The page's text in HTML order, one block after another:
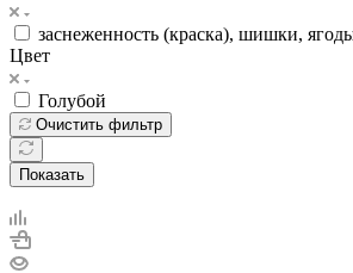
заснеженность (краска), шишки,
Цвет
Голубой
Очистить фильтр
Показать